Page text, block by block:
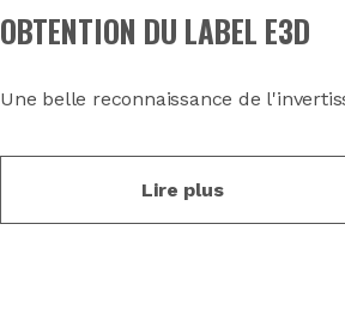
OBTENTION DU LABEL E3D
Une belle reconnaissance de
Lire plus